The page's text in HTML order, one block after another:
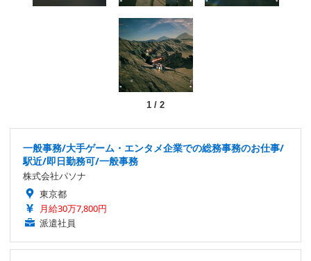
1/ 2
一般事務/大手ゲーム・エンタメ企業での総務事務のお仕事/
駅近/即日勤務可/一般事務
株式会社パソナ
東京都
月給30万7,800円
派遣社員